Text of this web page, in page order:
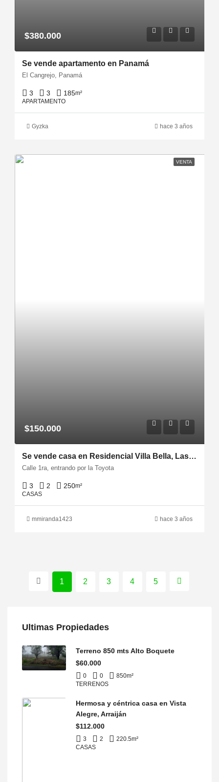
$380.000
Se vende apartamento en Panamá
El Cangrejo, Panamá
3 3 185m²
APARTAMENTO
Gyzka hace 3 años
VENTA
$150.000
Se vende casa en Residencial Villa Bella, Las Cumbres Milla 8
Calle 1ra, entrando por la Toyota
3 2 250m²
CASAS
mmiranda1423 hace 3 años
1 2 3 4 5
Ultimas Propiedades
Terreno 850 mts Alto Boquete
$60.000
0 0 850m²
TERRENOS
Hermosa y céntrica casa en Vista
Alegre, Arraiján
$112.000
3 2 220.5m²
CASAS